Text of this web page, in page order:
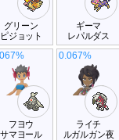
グリーン
ピジョット
ギーマ
レパルダス
フヨウ
サマヨール
ライチ
ルガルガン夜
0.067%